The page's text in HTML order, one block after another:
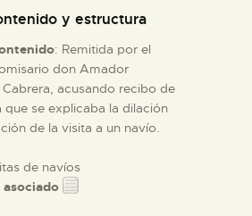
y estructura
: Remitida por el
don Amador
Cabrera, acusando recibo de
que se explicaba la dilación
de la visita a un navío.
de navíos